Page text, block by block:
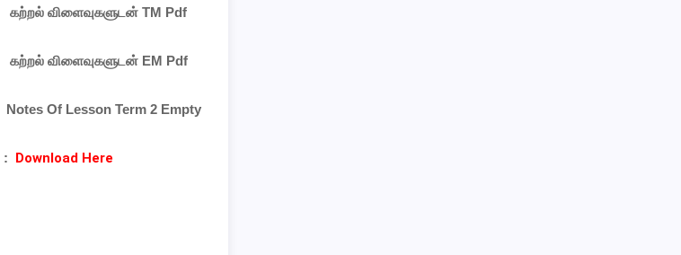
கற்றல் விளைவுகளுடன் TM Pdf
கற்றல் விளைவுகளுடன் EM Pdf
Notes Of Lesson Term 2 Empty
: Download Here